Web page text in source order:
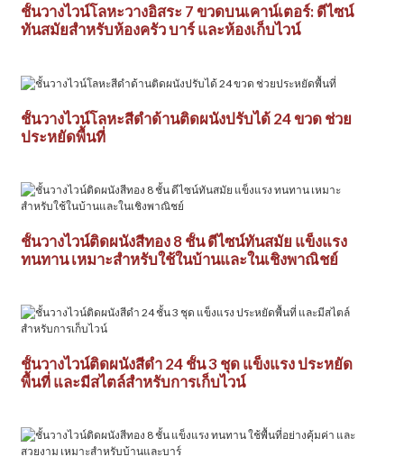
ชั้นวางไวน์โลหะวางอิสระ 7 ขวดบนเคาน์เตอร์: ดีไซน์
ทันสมัยสำหรับห้องครัว บาร์ และห้องเก็บไวน์
ชั้นวางไวน์โลหะสีดำด้านติดผนังปรับได้ 24 ขวด ช่วย
ประหยัดพื้นที่
ชั้นวางไวน์ติดผนังสีทอง 8 ชั้น ดีไซน์ทันสมัย ​​แข็งแรง
ทนทาน เหมาะสำหรับใช้ในบ้านและในเชิงพาณิชย์
ชั้นวางไวน์ติดผนังสีดำ 24 ชั้น 3 ชุด แข็งแรง ประหยัด
พื้นที่ และมีสไตล์สำหรับการเก็บไวน์